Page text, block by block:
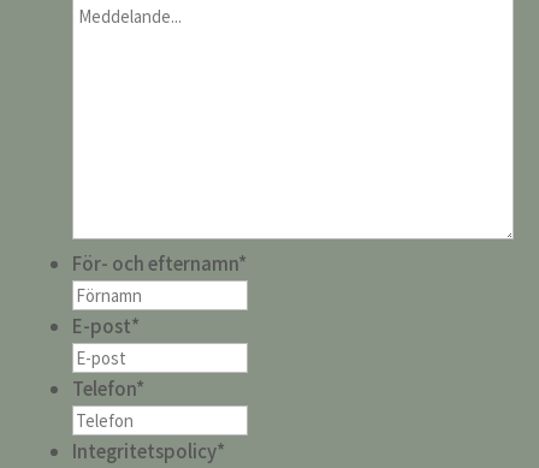
För- och efternamn*
E-post*
Telefon*
Integritetspolicy*